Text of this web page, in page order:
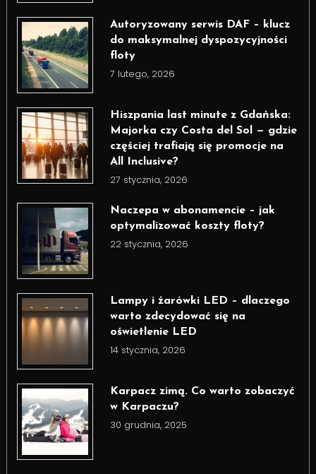
Autoryzowany serwis DAF – klucz
do maksymalnej dyspozycyjności
floty
7 lutego, 2026
Hiszpania last minute z Gdańska:
Majorka czy Costa del Sol — gdzie
częściej trafiają się promocje na
All Inclusive?
27 stycznia, 2026
Naczepa w abonamencie – jak
optymalizować koszty floty?
22 stycznia, 2026
Lampy i żarówki LED – dlaczego
warto zdecydować się na
oświetlenie LED
14 stycznia, 2026
Karpacz zimą. Co warto zobaczyć
w Karpaczu?
30 grudnia, 2025